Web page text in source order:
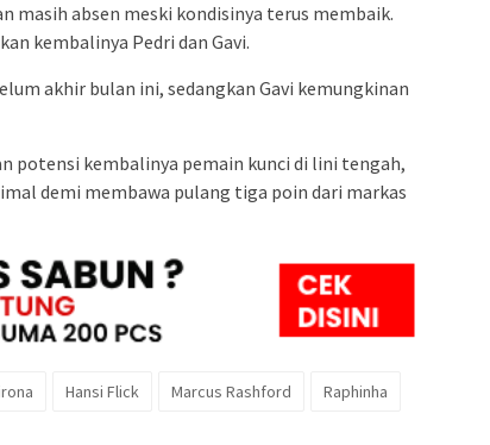
masih absen meski kondisinya terus membaik.
kembalinya Pedri dan Gavi.
akhir bulan ini, sedangkan Gavi kemungkinan
potensi kembalinya pemain kunci di lini tengah,
demi membawa pulang tiga poin dari markas
Hansi Flick Marcus Rashford
Raphinha